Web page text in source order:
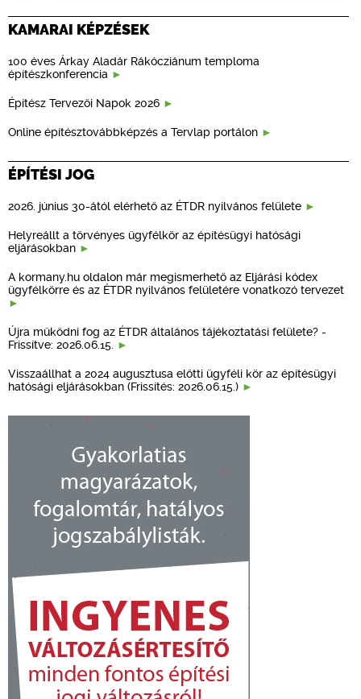
KAMARAI KÉPZÉSEK
100 éves Árkay Aladár Rákócziánum temploma
építészkonferencia
Építész Tervezői Napok 2026
Online építésztovábbképzés a Tervlap portálon
ÉPÍTÉSI JOG
2026. június 30-ától elérhető az ÉTDR nyilvános felülete
Helyreállt a törvényes ügyfélkör az építésügyi hatósági
eljárásokban
A kormany.hu oldalon már megismerhető az Eljárási kódex
ügyfélkörre és az ÉTDR nyilvános felületére vonatkozó tervezet
Újra működni fog az ÉTDR általános tájékoztatási felülete? -
Frissítve: 2026.06.15.
Visszaállhat a 2024 augusztusa előtti ügyféli kör az építésügyi
hatósági eljárásokban (Frissítés: 2026.06.15.)